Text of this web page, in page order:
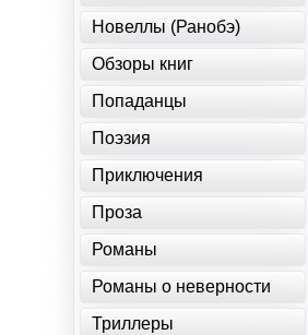
Новеллы (Ранобэ)
Обзоры книг
Попаданцы
Поэзия
Приключения
Проза
Романы
Романы о неверности
Триллеры